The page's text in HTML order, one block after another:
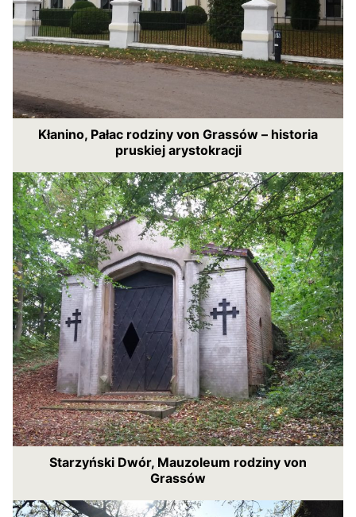
Kłanino, Pałac rodziny von Grassów – historia
pruskiej arystokracji
Starzyński Dwór, Mauzoleum rodziny von
Grassów